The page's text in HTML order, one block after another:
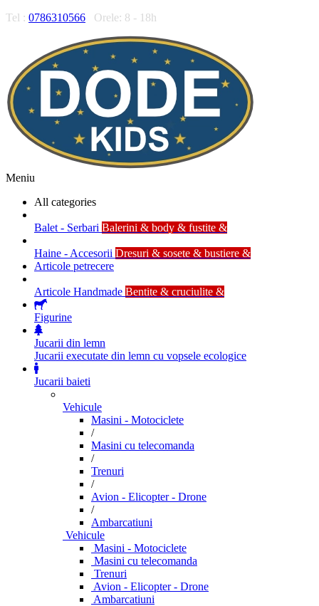
Tel : 0786310566 Orele: 8 - 18h
Meniu
All categories
Balet - Serbari Balerini & body & fustite &
Haine - Accesorii Dresuri & sosete & bustiere &
Articole petrecere
Articole Handmade Bentite & cruciulite &
Figurine
Jucarii din lemn
Jucarii executate din lemn cu vopsele ecologice
Jucarii baieti
Vehicule
Masini - Motociclete
/
Masini cu telecomanda
/
Trenuri
/
Avion - Elicopter - Drone
/
Ambarcatiuni
Vehicule
Masini - Motociclete
Masini cu telecomanda
Trenuri
Avion - Elicopter - Drone
Ambarcatiuni